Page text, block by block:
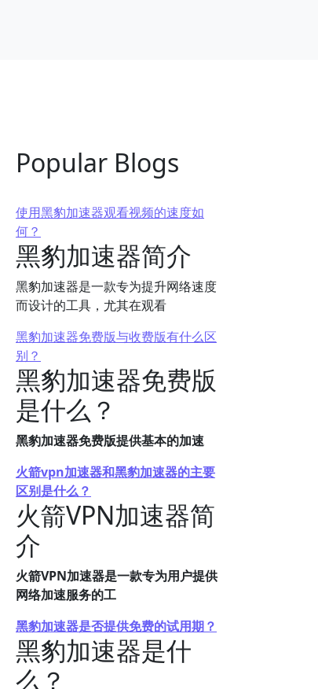
Popular Blogs
使用黑豹加速器观看视频的速度如
何？
黑豹加速器简介
黑豹加速器是一款专为提升网络速度
而设计的工具，尤其在观看
黑豹加速器免费版与收费版有什么区
别？
黑豹加速器免费版
是什么？
黑豹加速器免费版提供基本的加速
火箭vpn加速器和黑豹加速器的主要
区别是什么？
火箭VPN加速器简
介
火箭VPN加速器是一款专为用户提供
网络加速服务的工
黑豹加速器是否提供免费的试用期？
黑豹加速器是什
么？